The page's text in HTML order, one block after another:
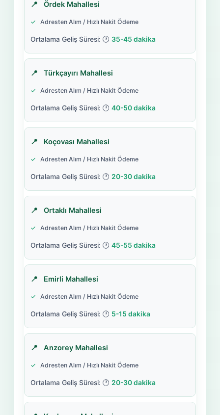
Ördek Mahallesi
Adresten Alım / Hızlı Nakit Ödeme
35-45 dakika
Türkçayırı Mahallesi
Adresten Alım / Hızlı Nakit Ödeme
40-50 dakika
Koçovası Mahallesi
Adresten Alım / Hızlı Nakit Ödeme
20-30 dakika
Ortaklı Mahallesi
Adresten Alım / Hızlı Nakit Ödeme
45-55 dakika
Emirli Mahallesi
Adresten Alım / Hızlı Nakit Ödeme
5-15 dakika
Anzorey Mahallesi
Adresten Alım / Hızlı Nakit Ödeme
20-30 dakika